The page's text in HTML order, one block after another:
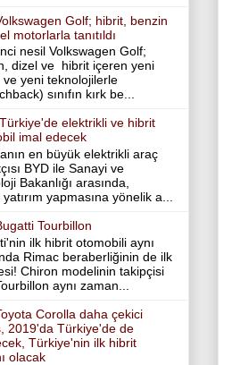
Golf; hibrit, benzin
motorlarla tanıtıldı
nesil Volkswagen Golf;
dizel ve hibrit içeren yeni
ve yeni teknolojilerle
sınıfın kırk be...
elektrikli ve hibrit
imal edecek
en büyük elektrikli araç
BYD ile Sanayi ve
Bakanlığı arasında,
yapmasına yönelik a...
Tourbillon
ilk hibrit otomobili aynı
Rimac beraberliğinin de ilk
Chiron modelinin takipçisi
aynı zaman...
Corolla daha çekici
2019'da Türkiye'de de
Türkiye'nin ilk hibrit
olacak